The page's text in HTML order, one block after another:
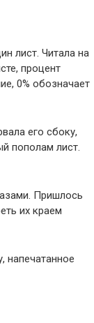
лист. Читала на
процент
0% обозначает
его сбоку,
пополам лист.
Пришлось
их краем
напечатанное